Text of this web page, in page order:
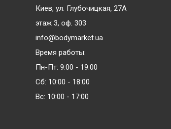
Киев, ул. Глубочицкая, 27А
этаж 3, оф. 303
info@bodymarket.ua
Время работы:
Пн-Пт: 9:00 - 19:00
Сб: 10:00 - 18:00
Вс: 10:00 - 17:00